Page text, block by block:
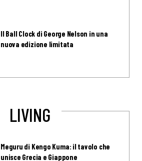
Il Ball Clock di George Nelson in una
nuova edizione limitata
LIVING
Meguru di Kengo Kuma: il tavolo che
unisce Grecia e Giappone